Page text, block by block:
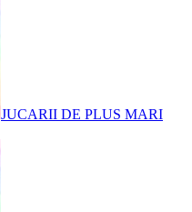
JUCARII DE PLUS MARI